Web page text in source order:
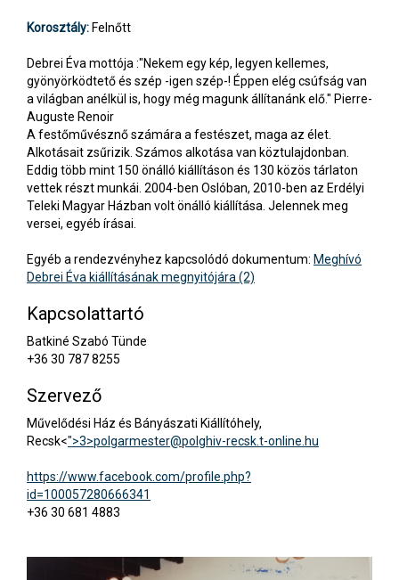
Korosztály: Felnőtt
Debrei Éva mottója :"Nekem egy kép, legyen kellemes,
gyönyörködtető és szép -igen szép-! Éppen elég csúfság van
a világban anélkül is, hogy még magunk állítanánk elő." Pierre-
Auguste Renoir
A festőművésznő számára a festészet, maga az élet.
Alkotásait zsűrizik. Számos alkotása van köztulajdonban.
Eddig több mint 150 önálló kiállításon és 130 közös tárlaton
vettek részt munkái. 2004-ben Oslóban, 2010-ben az Erdélyi
Teleki Magyar Házban volt önálló kiállítása. Jelennek meg
versei, egyéb írásai.
Egyéb a rendezvényhez kapcsolódó dokumentum: Meghívó
Debrei Éva kiállításának megnyitójára (2)
Kapcsolattartó
Batkiné Szabó Tünde
+36 30 787 8255
Szervező
Művelődési Ház és Bányászati Kiállítóhely,
Recsk<">3>polgarmester@polghiv-recsk.t-online.hu
https://www.facebook.com/profile.php?
id=100057280666341
+36 30 681 4883